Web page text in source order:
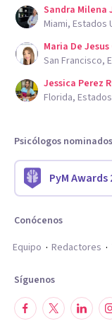
Sandra Milena
Miami, Estados
Maria De
San Francisco,
Jessica Perez
Florida,
Psicólogos
PyM Awards
Conócenos
Equipo
Redactores
Síguenos